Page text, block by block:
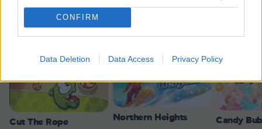
CONFIRM
Data Deletion Data Access Privacy Policy
Games
Cut The Rope Northern Heights Candy